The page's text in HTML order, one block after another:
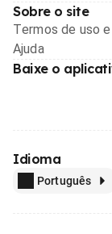
Sobre o site
Termos de uso
Ajuda
Baixe o
Idioma
Português